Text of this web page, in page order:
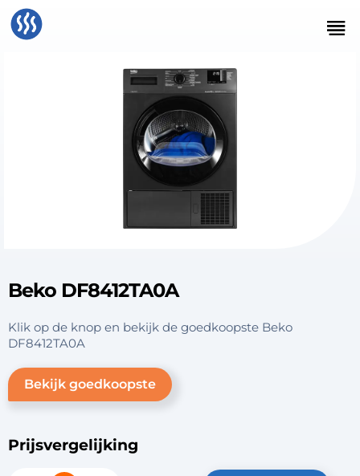
Beko DF8412TA0A
Klik op de knop en bekijk de goedkoopste Beko
DF8412TA0A
Bekijk goedkoopste
Prijsvergelijking